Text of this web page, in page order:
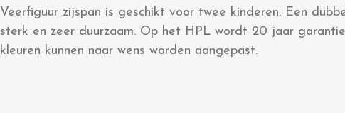
Veerfiguur zijspan is geschikt voor twee kinderen. Een
sterk en zeer duurzaam. Op het HPL wordt 20 jaar
kleuren kunnen naar wens worden aangepast.